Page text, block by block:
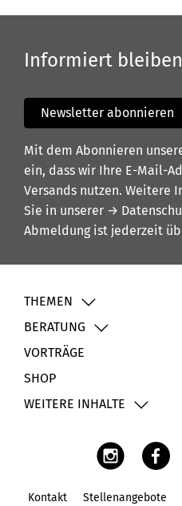
Informiert bleiben
Newsletter abonnieren
Mit dem Abonnieren
ein, dass wir Ihre E-Mail-
Versands nutzen. Weitere
Sie in unserer →
Abmeldung ist jederzeit
THEMEN
BERATUNG
VORTRÄGE
SHOP
WEITERE INHALTE
Kontakt Stellenangebote